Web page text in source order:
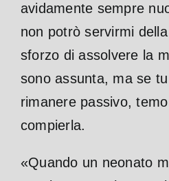
avidamente sempre
non potrò servirmi
sforzo di assolvere la
sono assunta, ma se
rimanere passivo,
compierla.
«Quando un neonato